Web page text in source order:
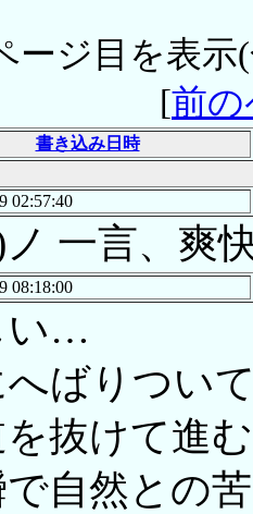
ージ目を表示
[前
書き込み日時
02:57:40
ノ 一言、爽
08:18:00
い…
へばりつい
を抜けて進
で自然との